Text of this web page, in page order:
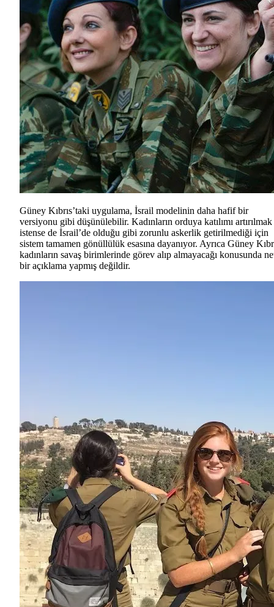
Güney Kıbrıs’taki uygulama, İsrail modelinin daha hafif bir
versiyonu gibi düşünülebilir. Kadınların orduya katılımı artırılmak
istense de İsrail’de olduğu gibi zorunlu askerlik getirilmediği için
sistem tamamen gönüllülük esasına dayanıyor. Ayrıca Güney
kadınların savaş birimlerinde görev alıp almayacağı konusunda
bir açıklama yapmış değildir.